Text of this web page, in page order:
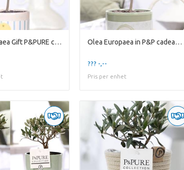
Olea Europaea Gift P&PURE cadeau concept: HAPPY SU Olea Europaea in P&P cadeau concept: GO GREEN!
??? -,--
Pris per enhet